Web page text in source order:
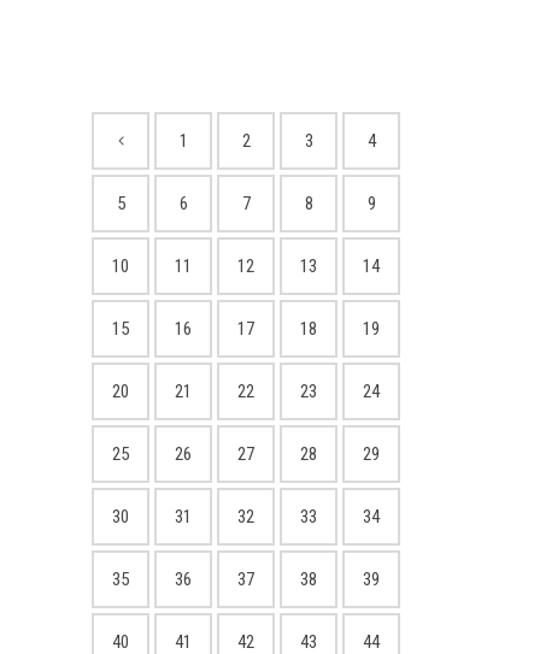
1 2 3 4
5 6 7 8 9
10 11 12 13 14
15 16 17 18 19
20 21 22 23 24
25 26 27 28 29
30 31 32 33 34
35 36 37 38 39
40 41 42 43 44